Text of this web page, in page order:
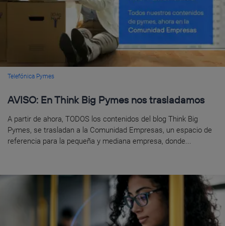
Telefónica Pymes
AVISO: En Think Big Pymes nos trasladamos
A partir de ahora, TODOS los contenidos del blog Think Big
Pymes, se trasladan a la Comunidad Empresas, un espacio de
referencia para la pequeña y mediana empresa, donde...